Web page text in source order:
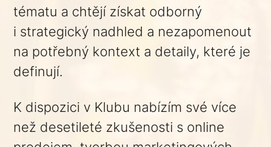
tématu a chtějí získat odborný
i strategický nadhled a nezapomenout
na potřebný kontext a detaily, které je
definují.
K dispozici v Klubu nabízím své více
než desetileté zkušenosti s online